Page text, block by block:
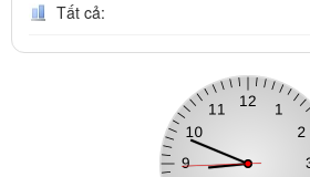
Tất cả: